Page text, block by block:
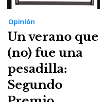
Opinión
Un verano que
(no) fue una
pesadilla:
Segundo